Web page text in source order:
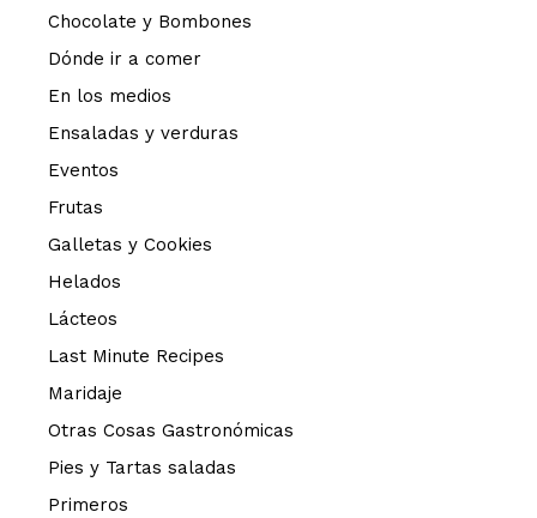
Chocolate y Bombones
Dónde ir a comer
En los medios
Ensaladas y verduras
Eventos
Frutas
Galletas y Cookies
Helados
Lácteos
Last Minute Recipes
Maridaje
Otras Cosas Gastronómicas
Pies y Tartas saladas
Primeros